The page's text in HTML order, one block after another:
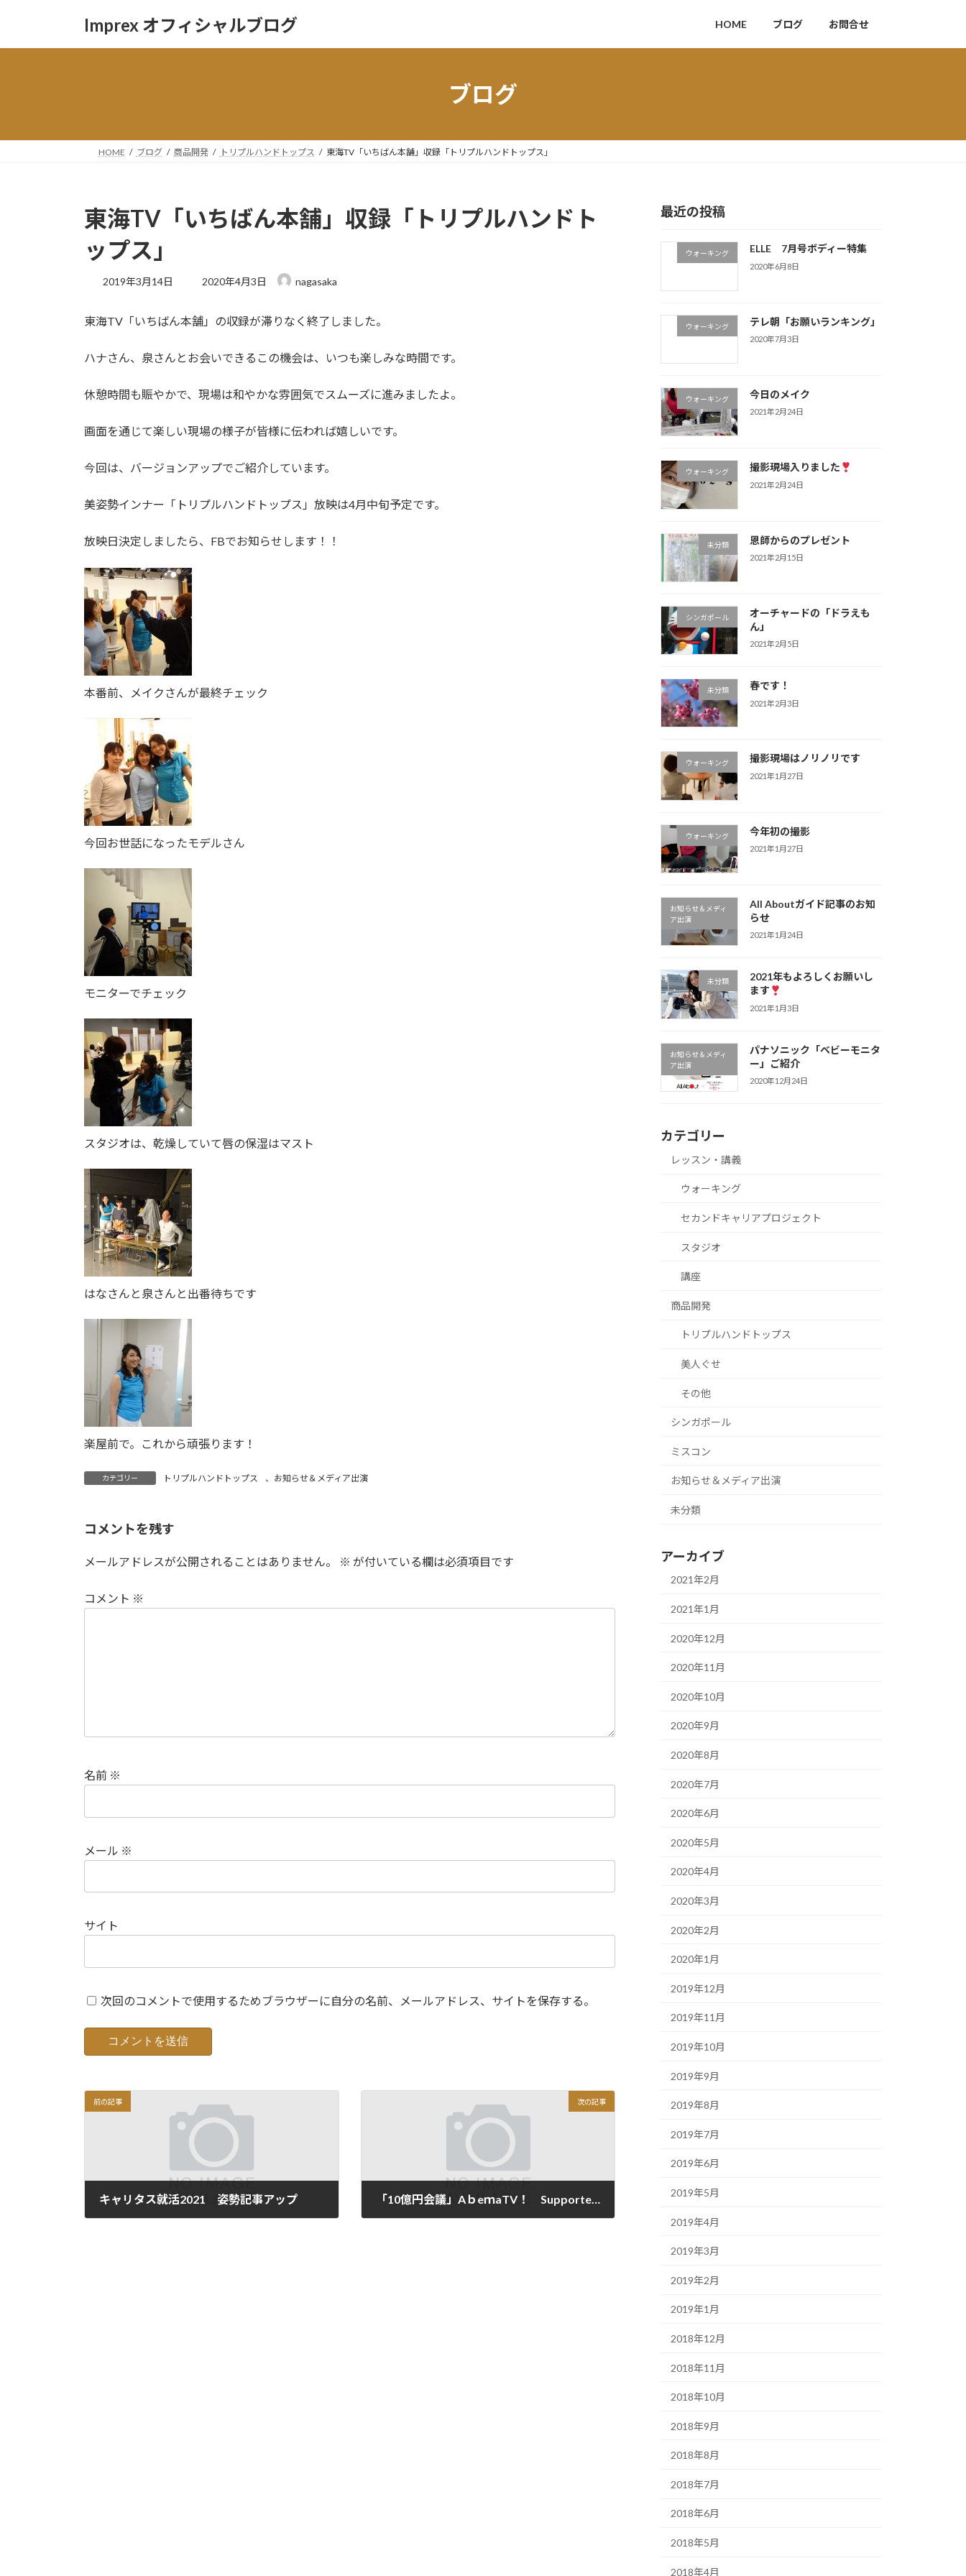
Imprex オフィシャルブログ HOME ブログ お問合せ
ブログ
HOME ブログ 商品開発 トリプルハンドトップス 東海TV「いちばん本舗」収録「トリプルハンドトップス」
東海TV「いちばん本舗」収録「トリプルハンドト
ップス」
2019年3月14日
最
新
時
:
2020年4月3日 nagasaka
東海TV「いちばん本舗」の収録が滞りなく終了しました。
ハナさん、泉さんとお会いできるこの機会は、いつも楽しみな時間です。
休憩時間も賑やかで、現場は和やかな雰囲気でスムーズに進みましたよ。
画面を通じて楽しい現場の様子が皆様に伝われば嬉しいです。
今回は、バージョンアップでご紹介しています。
美姿勢インナー「トリプルハンドトップス」放映は4月中旬予定です。
放映日決定しましたら、FBでお知らせします！！
本番前、メイクさんが最終チェック
今回お世話になったモデルさん
モニターでチェック
スタジオは、乾燥していて唇の保湿はマスト
はなさんと泉さんと出番待ちです
楽屋前で。これから頑張ります！
カテゴリー トリプルハンドトップス 、 お知らせ＆メディア出演
コメントを残す
メールアドレスが公開されることはありません。 ※ が付いている欄は必須項目です
コメント ※
名前 ※
メール ※
サイト
次回のコメントで使用するためブラウザーに自分の名前、メールアドレス、サイトを保存する。
前の記事
キャリタス就活2021 姿勢記事アップ
次の記事
「10億円会議」AｂeｍaTV！ Supportedby 日本財団
最近の投稿
ウォーキング ELLE 7月号ボディー特集
2020年6月8日
ウォーキング テレ朝「お願いランキング」
2020年7月3日
ウォーキング 今日のメイク
2021年2月24日
ウォーキング 撮影現場入りました
2021年2月24日
未分類 恩師からのプレゼント
2021年2月15日
シンガポール
オーチャードの「ドラえも
ん」
2021年2月5日
未分類 春です！
2021年2月3日
ウォーキング 撮影現場はノリノリです
2021年1月27日
ウォーキング 今年初の撮影
2021年1月27日
お知らせ＆メディ
ア出演
All Aboutガイド記事のお知
らせ
2021年1月24日
未分類
2021年もよろしくお願いし
ます
2021年1月3日
お知らせ＆メディ
ア出演
パナソニック「ベビーモニタ
ー」ご紹介
2020年12月24日
カテゴリー
レッスン・講義
ウォーキング
セカンドキャリアプロジェクト
スタジオ
講座
商品開発
トリプルハンドトップス
美人ぐせ
その他
シンガポール
ミスコン
お知らせ＆メディア出演
未分類
アーカイブ
2021年2月
2021年1月
2020年12月
2020年11月
2020年10月
2020年9月
2020年8月
2020年7月
2020年6月
2020年5月
2020年4月
2020年3月
2020年2月
2020年1月
2019年12月
2019年11月
2019年10月
2019年9月
2019年8月
2019年7月
2019年6月
2019年5月
2019年4月
2019年3月
2019年2月
2019年1月
2018年12月
2018年11月
2018年10月
2018年9月
2018年8月
2018年7月
2018年6月
2018年5月
2018年4月